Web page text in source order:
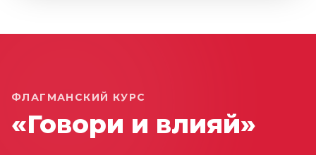
ФЛАГМАНСКИЙ КУРС
«Говори и влияй»